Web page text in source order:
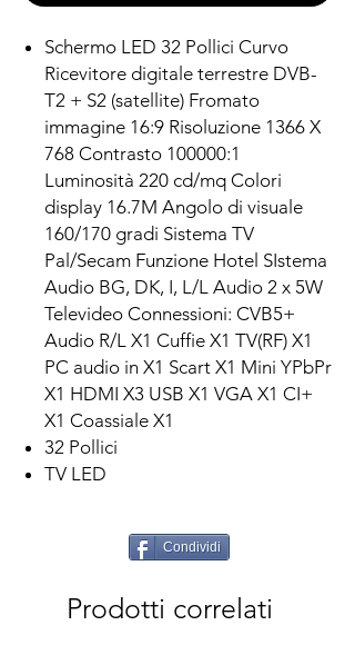
Schermo LED 32 Pollici Curvo
Ricevitore digitale terrestre DVB-
T2 + S2 (satellite) Fromato
immagine 16:9 Risoluzione 1366 X
768 Contrasto 100000:1
Luminosità 220 cd/mq Colori
display 16.7M Angolo di visuale
160/170 gradi Sistema TV
Pal/Secam Funzione Hotel SIstema
Audio BG, DK, I, L/L Audio 2 x 5W
Televideo Connessioni: CVB5+
Audio R/L X1 Cuffie X1 TV(RF) X1
PC audio in X1 Scart X1 Mini YPbPr
X1 HDMI X3 USB X1 VGA X1 CI+
X1 Coassiale X1
32 Pollici
TV LED
Condividi
Prodotti correlati